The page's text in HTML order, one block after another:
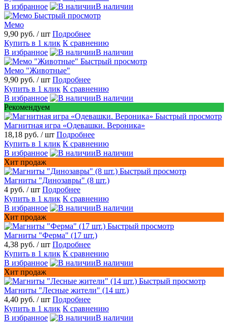
В избранное
В наличии
Быстрый просмотр
Мемо
9,90 руб. / шт Подробнее
Купить в 1 клик К сравнению
В избранное
В наличии
Быстрый просмотр
Мемо "Животные"
9,90 руб. / шт Подробнее
Купить в 1 клик К сравнению
В избранное
В наличии
Рекомендуем
Быстрый просмотр
Магнитная игра «Одевашки. Вероника»
18,18 руб. / шт Подробнее
Купить в 1 клик К сравнению
В избранное
В наличии
Хит продаж
Быстрый просмотр
Магниты "Динозавры" (8 шт.)
4 руб. / шт Подробнее
Купить в 1 клик К сравнению
В избранное
В наличии
Хит продаж
Быстрый просмотр
Магниты "Ферма" (17 шт.)
4,38 руб. / шт Подробнее
Купить в 1 клик К сравнению
В избранное
В наличии
Хит продаж
Быстрый просмотр
Магниты "Лесные жители" (14 шт.)
4,40 руб. / шт Подробнее
Купить в 1 клик К сравнению
В избранное
В наличии